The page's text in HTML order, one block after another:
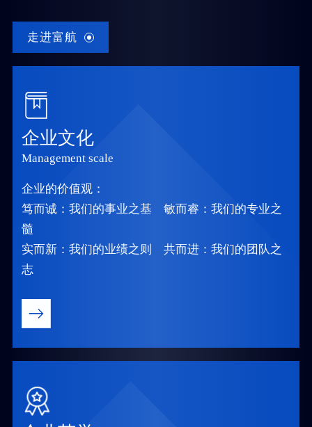
走进富航
企业文化
Management scale
企业的价值观：
笃而诚：我们的事业之基 敏而睿：我们的专业之
髓
实而新：我们的业绩之则 共而进：我们的团队之
志